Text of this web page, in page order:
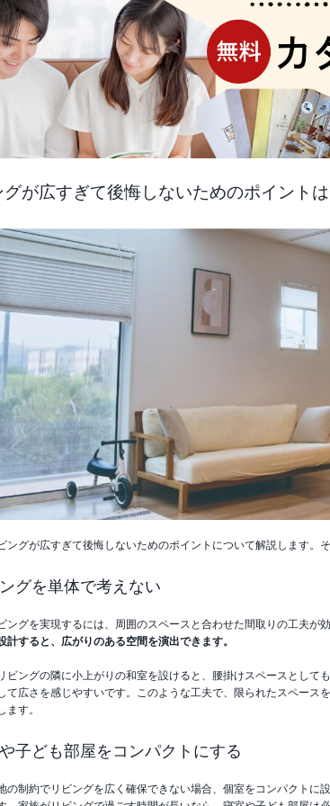
グが広すぎて後悔しないためのポイント
ングが広すぎて後悔しないためのポイントについて解説します。
グを単体で考えない
ングを実現するには、周囲のスペースと合わせた間取りの工夫が
計すると、広がりのある空間を演出できます。
ビングの隣に小上がりの和室を設けると、腰掛けスペースとして
て広さを感じやすいです。このような工夫で、限られたスペース
ます。
子ども部屋をコンパクトにする
の制約でリビングを広く確保できない場合、個室をコンパクトに